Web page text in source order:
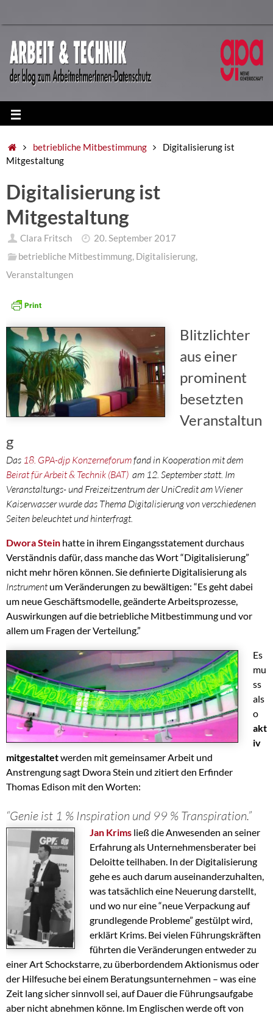
betriebliche Mitbestimmung
Digitalisierung ist
Mitgestaltung
Digitalisierung ist
Mitgestaltung
Clara Fritsch
20. September 2017
betriebliche Mitbestimmung, Digitalisierung,
Veranstaltungen
Blitzlichter
aus einer
prominent
besetzten
Veranstaltun
g
Das 18. GPA-djp Konzerneforumfand in Kooperation mit dem
Beirat für Arbeit & Technik (BAT) am 12. September statt. Im
Veranstaltungs- und Freizeitzentrum der UniCredit am Wiener
Kaiserwasser wurde das Thema Digitalisierung von verschiedenen
Seiten beleuchtet und hinterfragt.
Dwora Stein hatte in ihrem Eingangsstatement durchaus
Verständnis dafür, dass manche das Wort “Digitalisierung”
nicht mehr hören können. Sie definierte Digitalisierung als
Instrumentum Veränderungen zu bewältigen: “Es geht dabei
um neue Geschäftsmodelle, geänderte Arbeitsprozesse,
Auswirkungen auf die betriebliche Mitbestimmung und vor
allem um Fragen der Verteilung.”
Es
mu
ss
als
o
akt
iv
mitgestaltetwerden mit gemeinsamer Arbeit und
Anstrengung sagt Dwora Stein und zitiert den Erfinder
Thomas Edison mit den Worten:
“Genie ist 1 % Inspiration und 99 % Transpiration.”
Jan Krims ließ die Anwesenden an seiner
Erfahrung als Unternehmensberater bei
Deloitte teilhaben. In der Digitalisierung
gehe es auch darum auseinanderzuhalten,
was tatsächlich eine Neuerung darstellt,
und wo nur eine “neue Verpackung auf
grundlegende Probleme” gestülpt wird,
erklärt Krims. Bei vielen Führungskräften
führten die Veränderungen entweder zu
einer Art Schockstarre, zu überbordendem Aktionismus oder
der Hilfesuche bei einem Beratungsunternehmen – was eine
Zeit lang sicher sinnvoll sei, auf Dauer die Führungsaufgabe
aber nicht abnehmen könne. Im Englischen werde oft von